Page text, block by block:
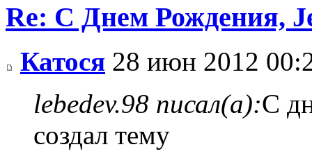
Re: С Днем Рождения,
Катося 28 июн 2012
lebedev.98 писал(а):С
создал тему